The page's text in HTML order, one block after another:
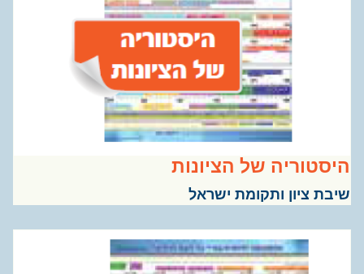
של הציונות
ציון ותקומת ישראל